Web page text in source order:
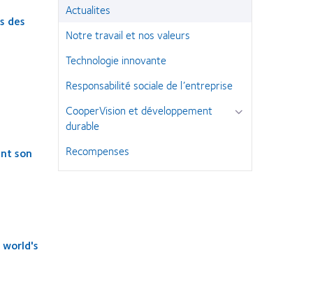
des
son
Actualites
Notre travail et nos valeurs
Technologie innovante
Responsabilité sociale de l’entreprise
CooperVision et développement
durable
Recompenses